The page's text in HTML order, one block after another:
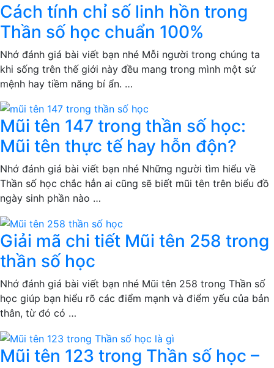
Cách tính chỉ số linh hồn trong
Thần số học chuẩn 100%
Nhớ đánh giá bài viết bạn nhé Mỗi người trong chúng ta
khi sống trên thế giới này đều mang trong mình một sứ
mệnh hay tiềm năng bí ẩn. …
Mũi tên 147 trong thần số học:
Mũi tên thực tế hay hỗn độn?
Nhớ đánh giá bài viết bạn nhé Những người tìm hiểu về
Thần số học chắc hẳn ai cũng sẽ biết mũi tên trên biểu đồ
ngày sinh phần nào …
Giải mã chi tiết Mũi tên 258 trong
thần số học
Nhớ đánh giá bài viết bạn nhé Mũi tên 258 trong Thần số
học giúp bạn hiểu rõ các điểm mạnh và điểm yếu của bản
thân, từ đó có …
Mũi tên 123 trong Thần số học –